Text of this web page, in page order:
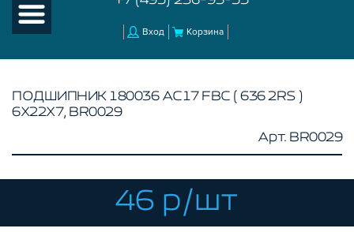
Вход Корзина
КАТАЛОГ ТОВАРОВ
КОНСТРУКЦИОННЫЙ ПРОФИЛЬ
КОМПЛЕКТУЮЩИЕ К ЧПУ
АКСЕССУАРЫ ДЛЯ V-ПАЗА
ПОДШИПНИК 180036 АС17 FBC ( 636 2RS )
6Х22Х7, BR0029
Арт. BR0029
46 р/шт